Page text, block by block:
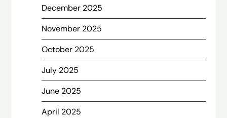
December 2025
November 2025
October 2025
July 2025
June 2025
April 2025